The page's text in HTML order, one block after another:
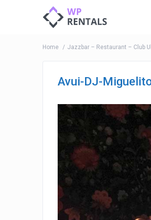
Home Jazzbar – Restaurant – Club
Avui-DJ-